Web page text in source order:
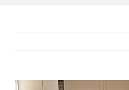
Zobrazit